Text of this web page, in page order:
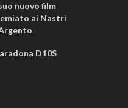
nuovo film
ai Nastri
D10S